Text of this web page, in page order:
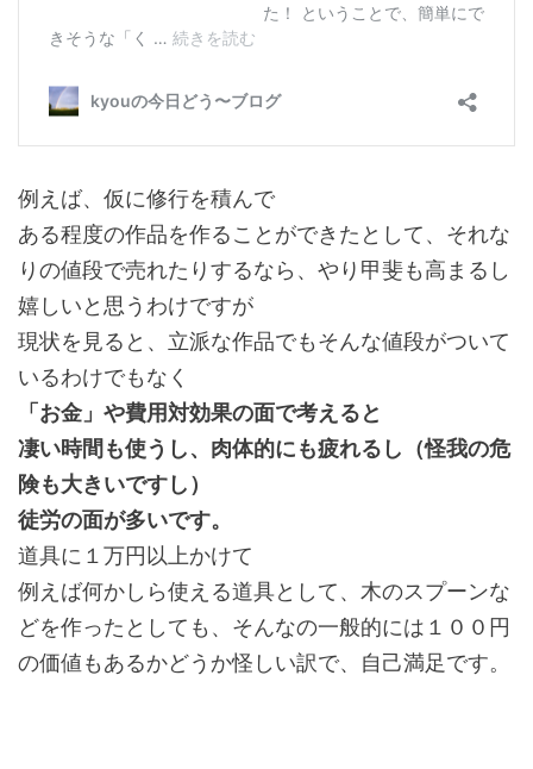
例えば、仮に修行を積んで
ある程度の作品を作ることができたとして、それな
りの値段で売れたりするなら、やり甲斐も高まるし
嬉しいと思うわけですが
現状を見ると、立派な作品でもそんな値段がついて
いるわけでもなく
「お金」や費用対効果の面で考えると
凄い時間も使うし、肉体的にも疲れるし（怪我の危
険も大きいですし）
徒労の面が多いです。
道具に１万円以上かけて
例えば何かしら使える道具として、木のスプーンな
どを作ったとしても、そんなの一般的には１００円
の価値もあるかどうか怪しい訳で、自己満足です。